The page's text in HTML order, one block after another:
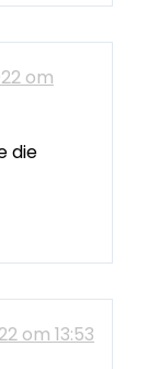
om
die
om 13:53